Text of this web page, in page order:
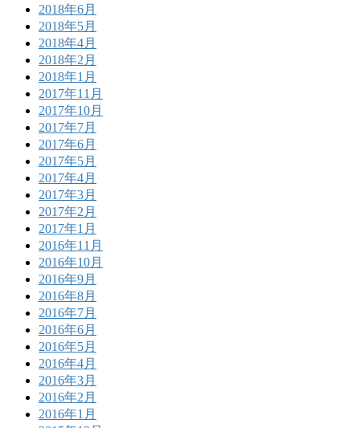
2018年6月
2018年5月
2018年4月
2018年2月
2018年1月
2017年11月
2017年10月
2017年7月
2017年6月
2017年5月
2017年4月
2017年3月
2017年2月
2017年1月
2016年11月
2016年10月
2016年9月
2016年8月
2016年7月
2016年6月
2016年5月
2016年4月
2016年3月
2016年2月
2016年1月